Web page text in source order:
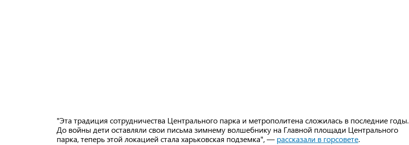
"Эта традиция сотрудничества Центрального парка и метрополитена сложилась в последние годы.
До войны дети оставляли свои письма зимнему волшебнику на Главной площади Центрального
парка, теперь этой локацией стала харьковская подземка", — рассказали в горсовете.